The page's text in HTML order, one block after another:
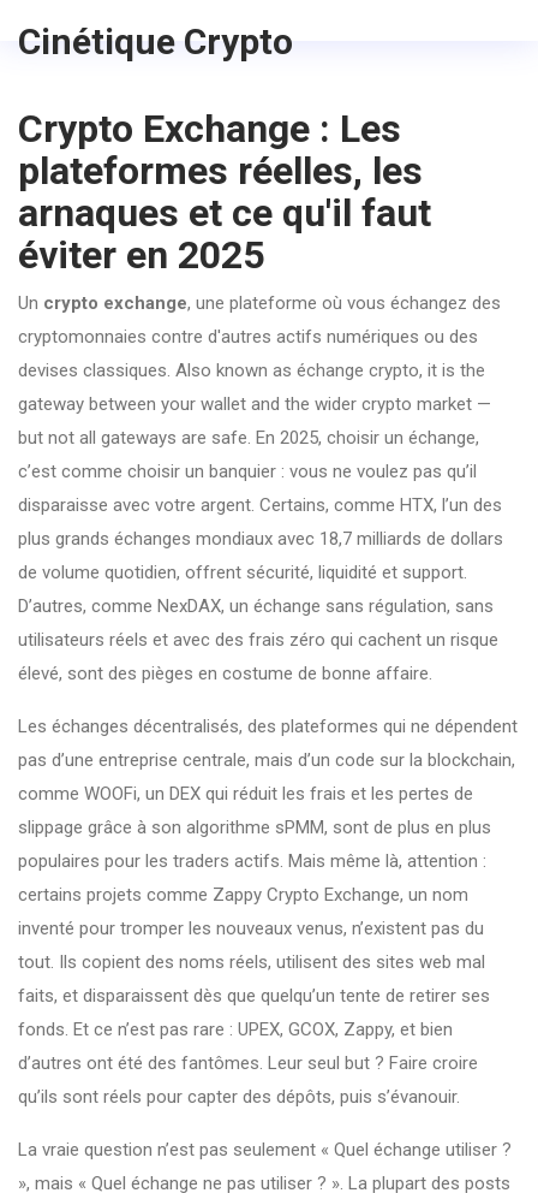
Cinétique Crypto
Crypto Exchange : Les
plateformes réelles, les
arnaques et ce qu'il faut
éviter en 2025
Un crypto exchange, une plateforme où vous échangez des
cryptomonnaies contre d'autres actifs numériques ou des
devises classiques. Also known as échange crypto, it is the
gateway between your wallet and the wider crypto market —
but not all gateways are safe. En 2025, choisir un échange,
c’est comme choisir un banquier : vous ne voulez pas qu’il
disparaisse avec votre argent. Certains, comme HTX, l’un des
plus grands échanges mondiaux avec 18,7 milliards de dollars
de volume quotidien, offrent sécurité, liquidité et support.
D’autres, comme NexDAX, un échange sans régulation, sans
utilisateurs réels et avec des frais zéro qui cachent un risque
élevé, sont des pièges en costume de bonne affaire.
Les échanges décentralisés, des plateformes qui ne dépendent
pas d’une entreprise centrale, mais d’un code sur la blockchain,
comme WOOFi, un DEX qui réduit les frais et les pertes de
slippage grâce à son algorithme sPMM, sont de plus en plus
populaires pour les traders actifs. Mais même là, attention :
certains projets comme Zappy Crypto Exchange, un nom
inventé pour tromper les nouveaux venus, n’existent pas du
tout. Ils copient des noms réels, utilisent des sites web mal
faits, et disparaissent dès que quelqu’un tente de retirer ses
fonds. Et ce n’est pas rare : UPEX, GCOX, Zappy, et bien
d’autres ont été des fantômes. Leur seul but ? Faire croire
qu’ils sont réels pour capter des dépôts, puis s’évanouir.
La vraie question n’est pas seulement « Quel échange utiliser ?
», mais « Quel échange ne pas utiliser ? ». La plupart des posts